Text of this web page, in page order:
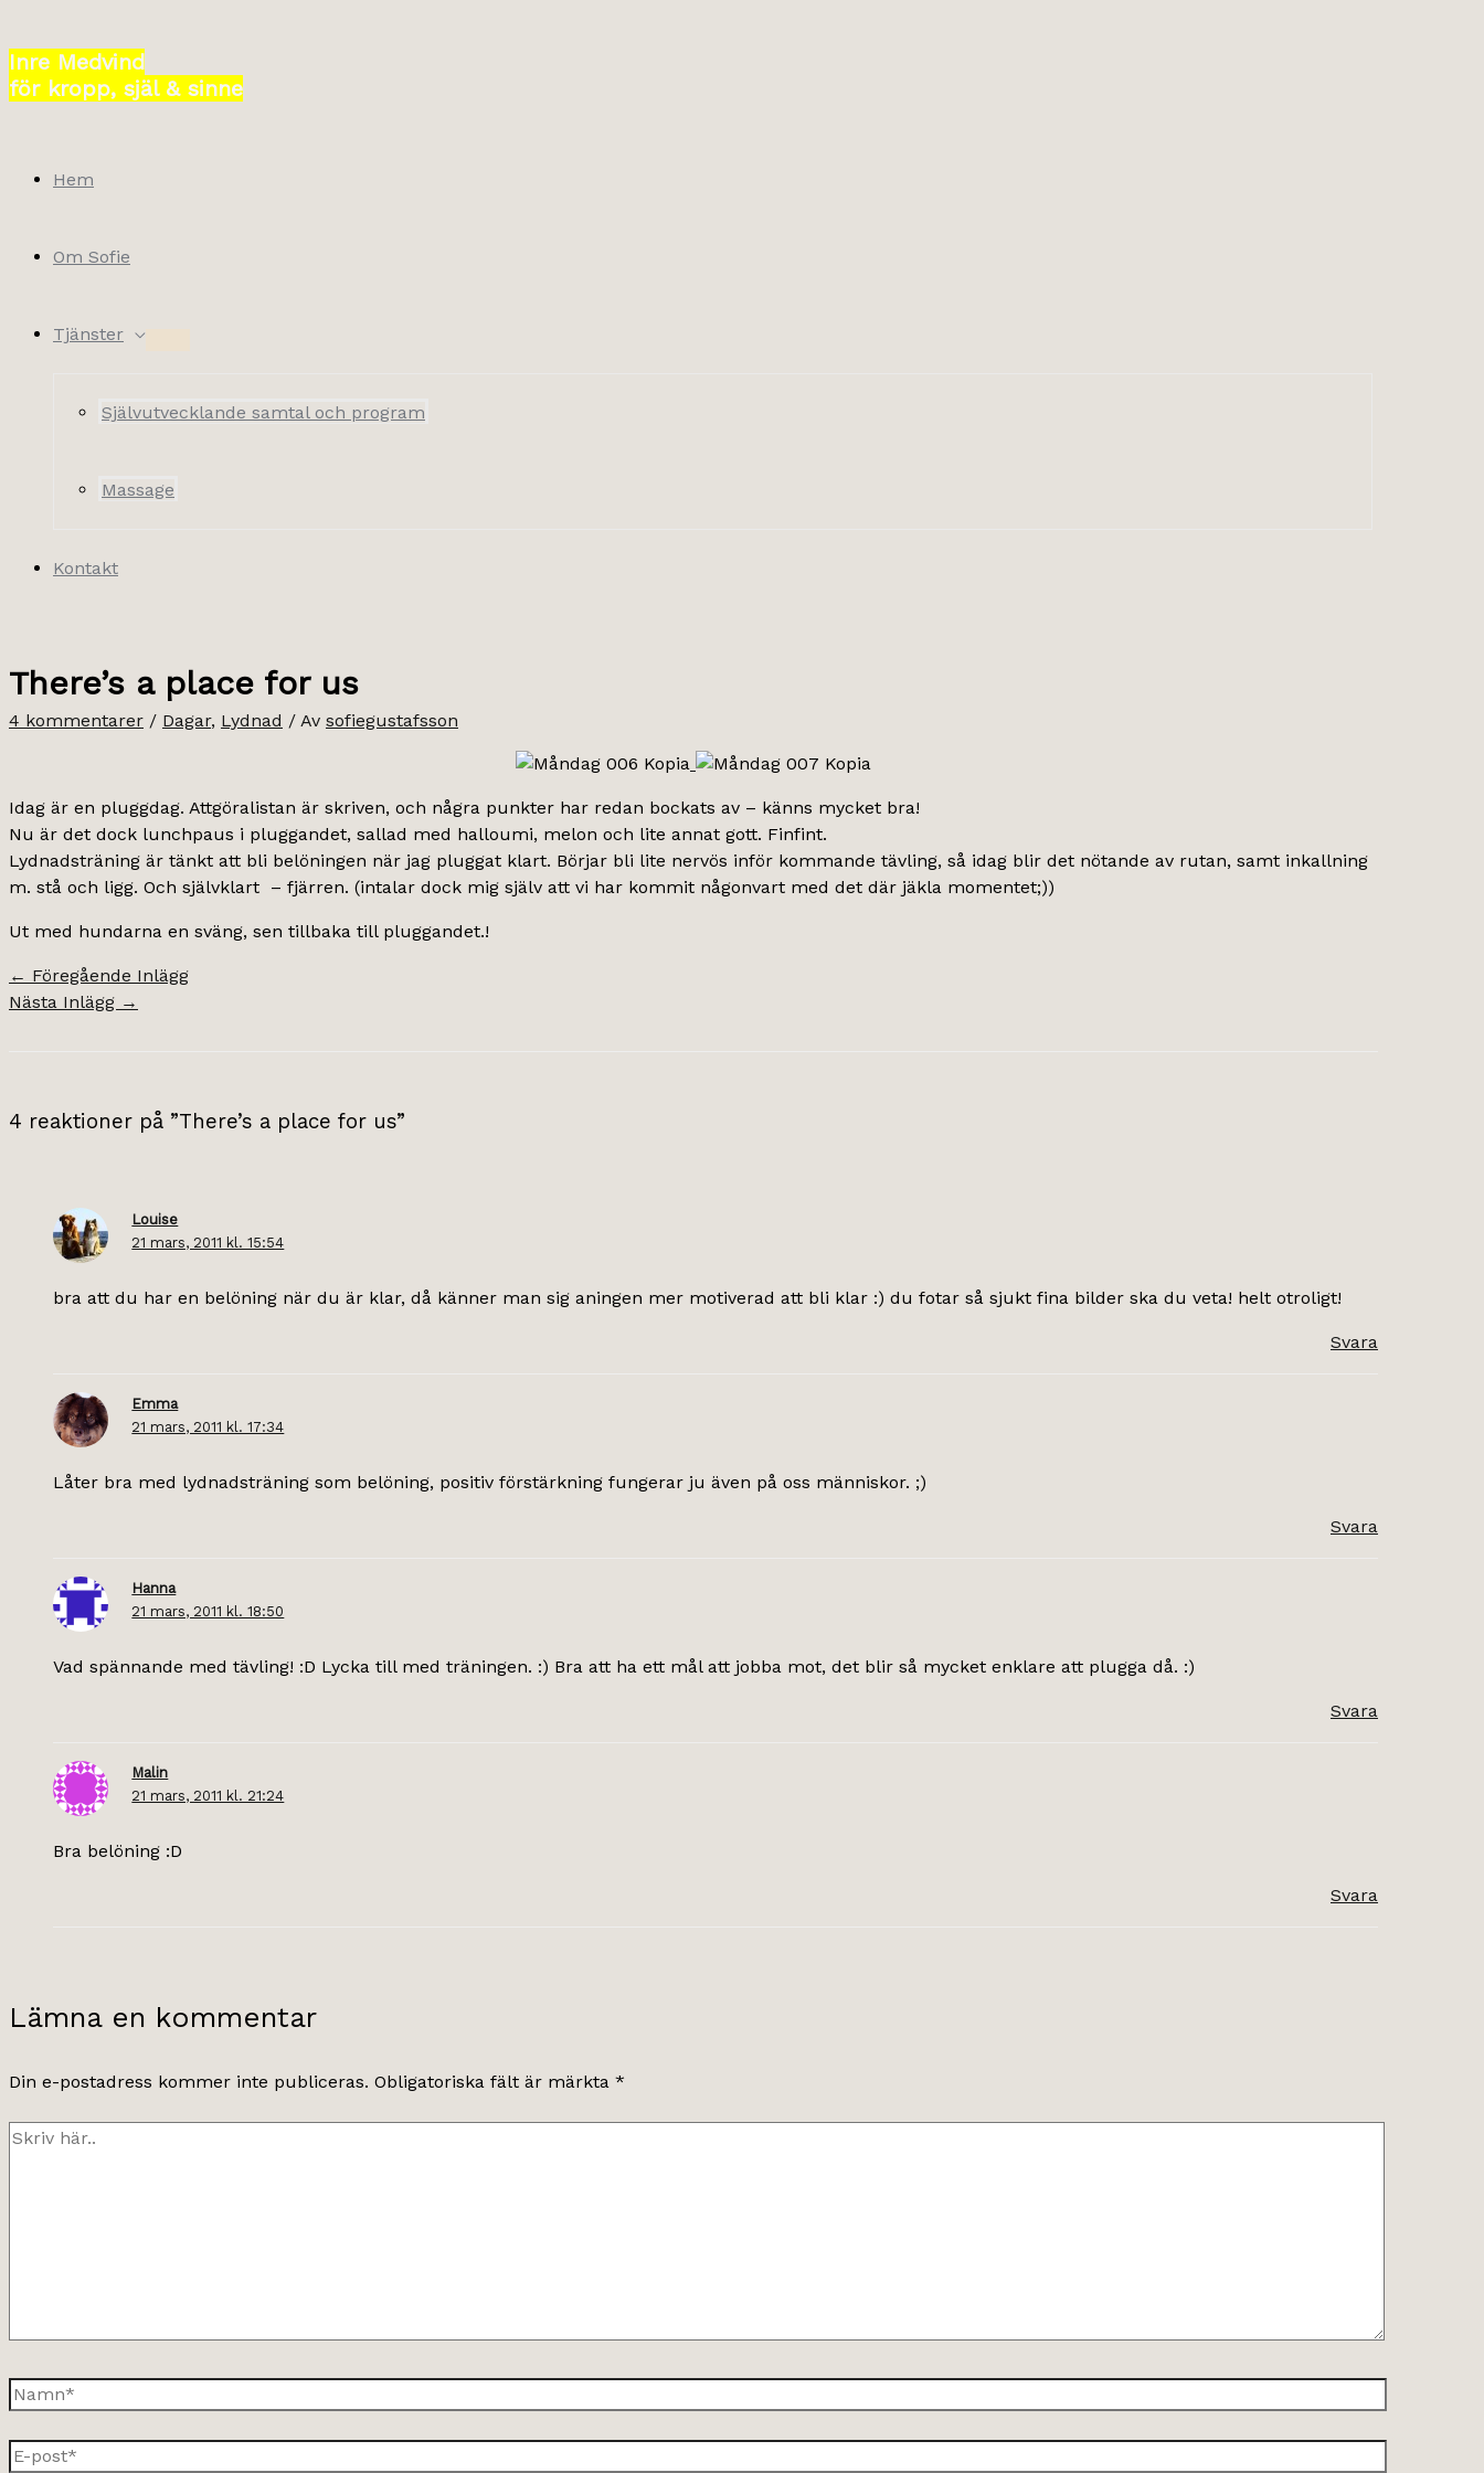
till
innehåll
Inre Medvind
för kropp, själ & sinne
Hem
Om Sofie
Tjänster
Självutvecklande samtal och program
Massage
Kontakt
There’s a place for us
4 kommentarer / Dagar, Lydnad / Av sofiegustafsson
Idag är en pluggdag. Attgöralistan är skriven, och några punkter har redan bockats av – känns mycket bra!
Nu är det dock lunchpaus i pluggandet, sallad med halloumi, melon och lite annat gott. Finfint.
Lydnadsträning är tänkt att bli belöningen när jag pluggat klart. Börjar bli lite nervös inför kommande tävling, så idag blir det nötande av rutan, samt inkallning
m. stå och ligg. Och självklart – fjärren. (intalar dock mig själv att vi har kommit någonvart med det där jäkla momentet;))
Ut med hundarna en sväng, sen tillbaka till pluggandet.!
← Föregående Inlägg
Nästa Inlägg →
4 reaktioner på ”There’s a place for us”
Louise
21 mars, 2011 kl. 15:54
bra att du har en belöning när du är klar, då känner man sig aningen mer motiverad att bli klar :) du fotar så sjukt fina bilder ska du veta! helt otroligt!
Svara
Emma
21 mars, 2011 kl. 17:34
Låter bra med lydnadsträning som belöning, positiv förstärkning fungerar ju även på oss människor. ;)
Svara
Hanna
21 mars, 2011 kl. 18:50
Vad spännande med tävling! :D Lycka till med träningen. :) Bra att ha ett mål att jobba mot, det blir så mycket enklare att plugga då. :)
Svara
Malin
21 mars, 2011 kl. 21:24
Bra belöning :D
Svara
Lämna en kommentar
Din e-postadress kommer inte publiceras. Obligatoriska fält är märkta *
Skriv
Namn*
E-